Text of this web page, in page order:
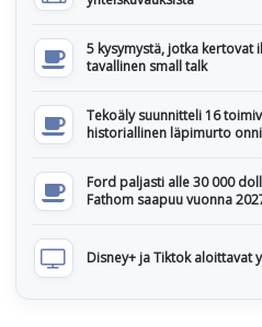
5 kysymystä, jotka kertovat
tavallinen small talk
Tekoäly suunnitteli 16
historiallinen läpimurto
Ford paljasti alle 30 000
Fathom saapuu vuonna
Disney+ ja Tiktok aloittavat